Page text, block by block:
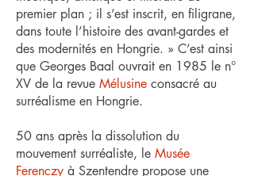
premier plan ; il s’est inscrit, en filigrane,
dans toute l’histoire des avant-gardes et
des modernités en Hongrie. » C’est ainsi
que Georges Baal ouvrait en 1985 le n°
XV de la revue Mélusine consacré au
surréalisme en Hongrie.
50 ans après la dissolution du
mouvement surréaliste, le Musée
Ferenczy à Szentendre propose une